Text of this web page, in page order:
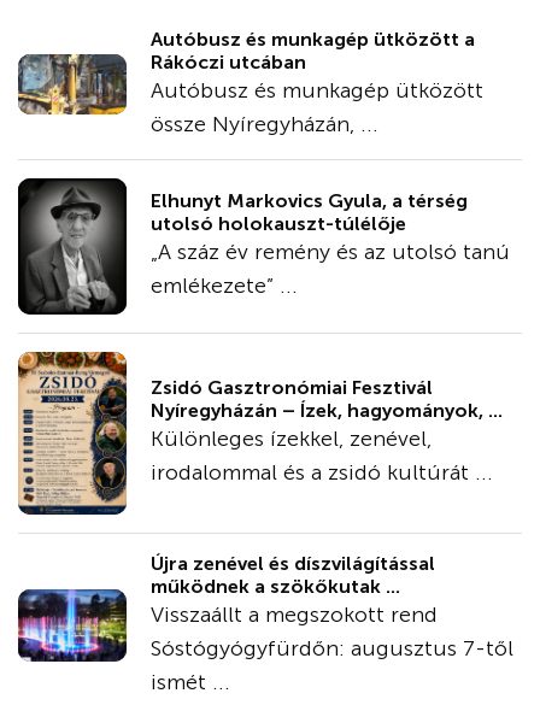
Autóbusz és munkagép ütközött a
Rákóczi utcában
Autóbusz és munkagép ütközött
össze Nyíregyházán, ...
Elhunyt Markovics Gyula, a térség
utolsó holokauszt-túlélője
„A száz év remény és az utolsó tanú
emlékezete” ...
Zsidó Gasztronómiai Fesztivál
Nyíregyházán – Ízek, hagyományok, ...
Különleges ízekkel, zenével,
irodalommal és a zsidó kultúrát ...
Újra zenével és díszvilágítással
működnek a szökőkutak ...
Visszaállt a megszokott rend
Sóstógyógyfürdőn: augusztus 7-től
ismét ...